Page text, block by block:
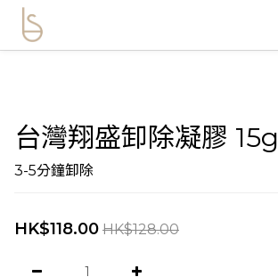
台灣翔盛卸除凝膠 15g
3-5分鐘卸除
HK$118.00 HK$128.00